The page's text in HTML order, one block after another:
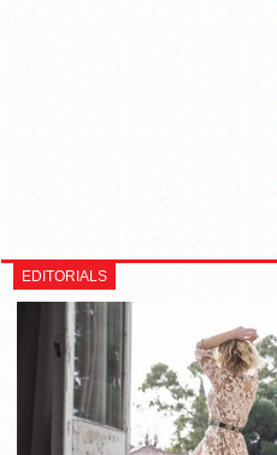
EDITORIALS